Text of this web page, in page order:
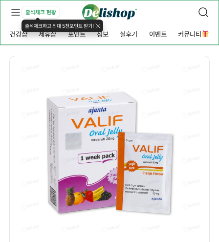
출석체크 현황
출석체크하고 최대 5천포인트 받기!
건강샵 제휴샵 포인트 정보 실후기 이벤트 커뮤니티